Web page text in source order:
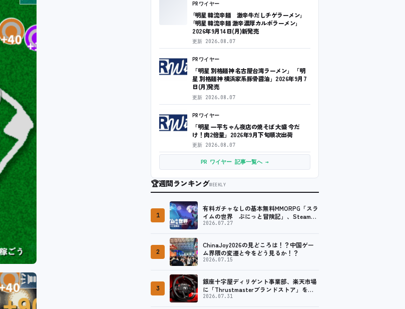
PRワイヤー
｢明星 韓流辛麺 激辛牛だしチゲラーメン｣
｢明星 韓流辛麺 激辛濃厚カルボラーメン｣
2026年9月14日(月)新発売
更新 2026.08.07
PRワイヤー
「明星 別格麺神 名古屋台湾ラーメン」 「明
星 別格麺神 横浜家系豚骨醤油」2026年9月7
日(月)発売
更新 2026.08.07
PRワイヤー
「明星 一平ちゃん夜店の焼そば 大盛 今だ
け！肉2倍量」2026年9月下旬順次出荷
更新 2026.08.07
PR ワイヤー 記事一覧へ →
🏆週間ランキングWEEKLY
1
有料ガチャなしの基本無料MMORPG「スラ
イムの世界 ぷにっと冒険記」、Steam向
けの無料体験版が8月末に配信決定
2026.07.27
2
ChinaJoy2026の見どころは！？中国ゲー
ム界隈の変遷と今をどう見るか！？
2026.07.15
3
銀座十字屋ディリゲント事業部、楽天市場
に「Thrustmasterブランドストア」をオ
ープン。記念キャンペーンでポイントアッ
2026.07.31